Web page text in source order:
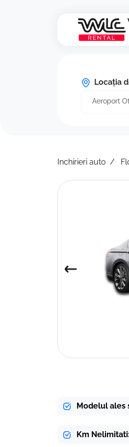
Locația
Aeroport
Inchirieri auto
Modelul ales
Km